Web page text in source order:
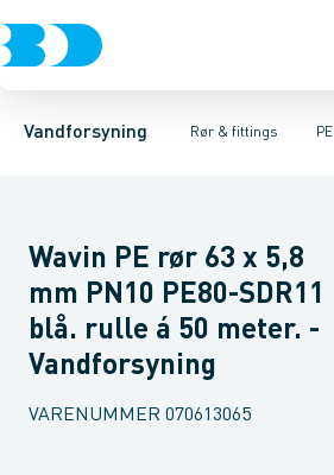
Vandforsyning Rør & fittings
Rør & fittingsKoblinger & anboringer
PE rørPE EL fittingsPE fittings
PE rør rullevarer PE rør længde m/
Wavin PE rør 63 x 5,8
mm PN10 PE80-SDR11
blå. rulle á 50 meter. -
Vandforsyning
VARENUMMER 070613065